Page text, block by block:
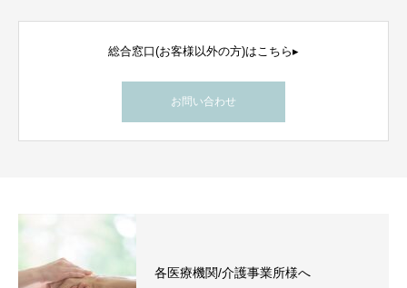
総合窓口(お客様以外の方)はこちら▸
お問い合わせ
各医療機関/介護事業所様へ